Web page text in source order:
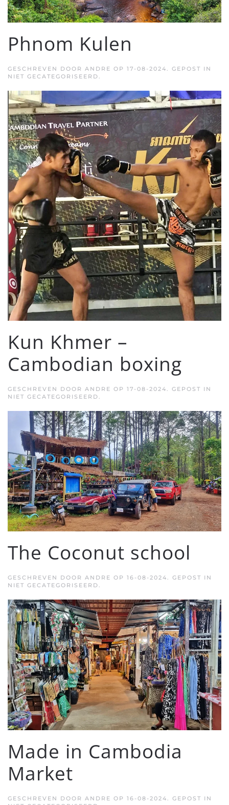
Phnom Kulen
GESCHREVEN DOOR ANDRE OP 17-08-2024. GEPOST IN
NIET GECATEGORISEERD.
Kun Khmer –
Cambodian boxing
GESCHREVEN DOOR ANDRE OP 17-08-2024. GEPOST IN
NIET GECATEGORISEERD.
The Coconut school
GESCHREVEN DOOR ANDRE OP 16-08-2024. GEPOST IN
NIET GECATEGORISEERD.
Made in Cambodia
Market
GESCHREVEN DOOR ANDRE OP 16-08-2024. GEPOST IN